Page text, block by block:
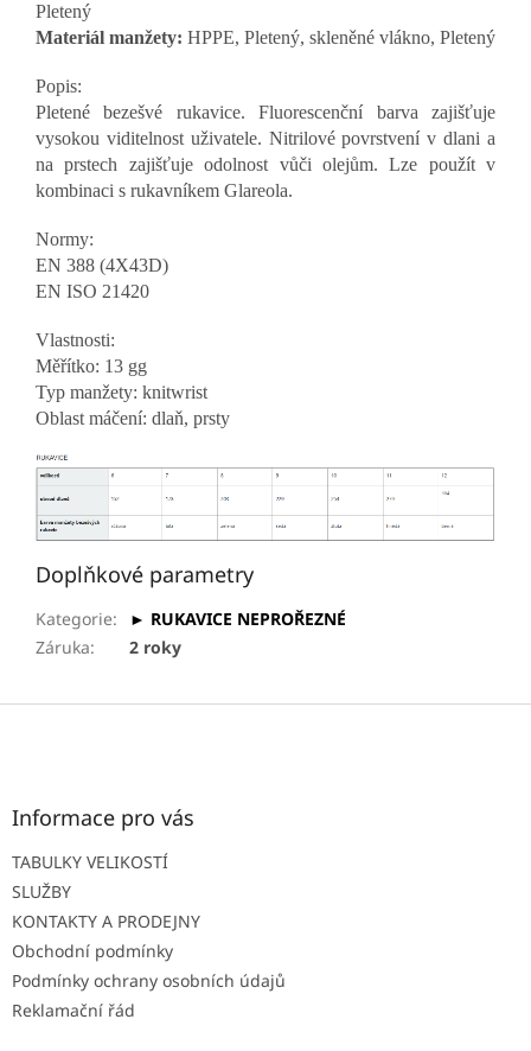
Pletený
Materiál manžety: HPPE, Pletený, skleněné vlákno, Pletený
Popis:
Pletené bezešvé rukavice. Fluorescenční barva zajišťuje
vysokou viditelnost uživatele. Nitrilové povrstvení v dlani a
na prstech zajišťuje odolnost vůči olejům. Lze použít v
kombinaci s rukavníkem Glareola.
Normy:
EN 388 (4X43D)
EN ISO 21420
Vlastnosti:
Měřítko: 13 gg
Typ manžety: knitwrist
Oblast máčení: dlaň, prsty
Doplňkové parametry
Kategorie:
► RUKAVICE NEPROŘEZNÉ
Záruka: 2 roky
Z
Informace pro vás
TABULKY VELIKOSTÍ
SLUŽBY
KONTAKTY A PRODEJNY
Obchodní podmínky
Podmínky ochrany osobních údajů
Reklamační řád